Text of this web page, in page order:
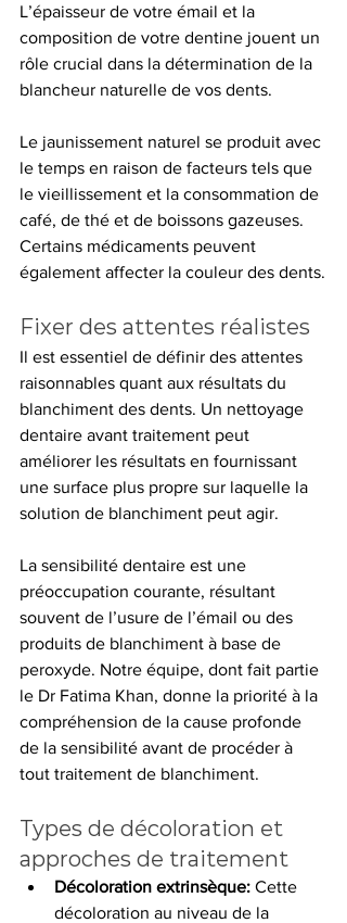
L’épaisseur de votre émail et la
composition de votre dentine jouent un
rôle crucial dans la détermination de la
blancheur naturelle de vos dents.
Le jaunissement naturel se produit avec
le temps en raison de facteurs tels que
le vieillissement et la consommation de
café, de thé et de boissons gazeuses.
Certains médicaments peuvent
également affecter la couleur des dents.
Fixer des attentes réalistes
Il est essentiel de définir des attentes
raisonnables quant aux résultats du
blanchiment des dents. Un nettoyage
dentaire avant traitement peut
améliorer les résultats en fournissant
une surface plus propre sur laquelle la
solution de blanchiment peut agir.
La sensibilité dentaire est une
préoccupation courante, résultant
souvent de l’usure de l’émail ou des
produits de blanchiment à base de
peroxyde. Notre équipe, dont fait partie
le Dr Fatima Khan, donne la priorité à la
compréhension de la cause profonde
de la sensibilité avant de procéder à
tout traitement de blanchiment.
Types de décoloration et
approches de traitement
Décoloration extrinsèque: Cette
décoloration au niveau de la